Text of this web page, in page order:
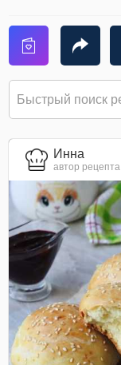
Инна
автор рецепта